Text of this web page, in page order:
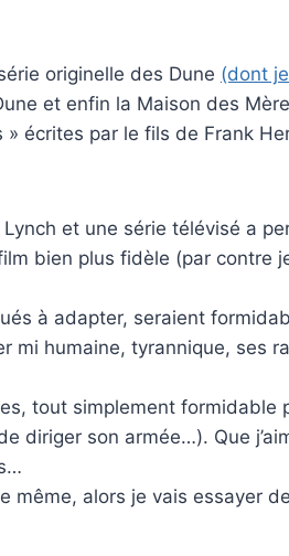
originelle des Dune (dont
et enfin la Maison des
» écrites par le fils de Frank
et une série télévisé a
bien plus fidèle (par contre
à adapter, seraient
mi humaine, tyrannique,
tout simplement
diriger son armée…). Que
même, alors je vais essayer